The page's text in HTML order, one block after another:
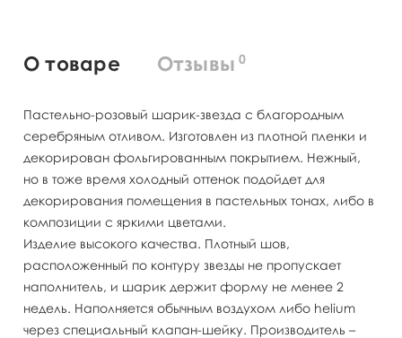
О товаре Отзывы 0
Пастельно-розовый шарик-звезда с благородным
серебряным отливом. Изготовлен из плотной пленки и
декорирован фольгированным покрытием. Нежный,
но в тоже время холодный оттенок подойдет для
декорирования помещения в пастельных тонах, либо в
композиции с яркими цветами.
Изделие высокого качества. Плотный шов,
расположенный по контуру звезды не пропускает
наполнитель, и шарик держит форму не менее 2
недель. Наполняется обычным воздухом либо helium
через специальный клапан-шейку. Производитель –